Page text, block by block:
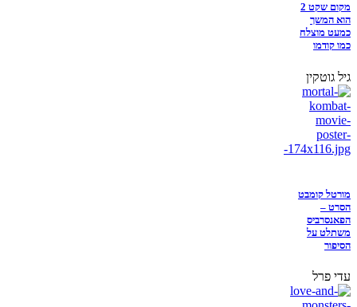
מקום שקט 2
הוא המשך
כמעט מוצלח
כמו קודמו
גיל גוטקין
מורטל קומבט
הסרט –
הפאנסרביס
משתלט על
הסיפור
עדי פרל